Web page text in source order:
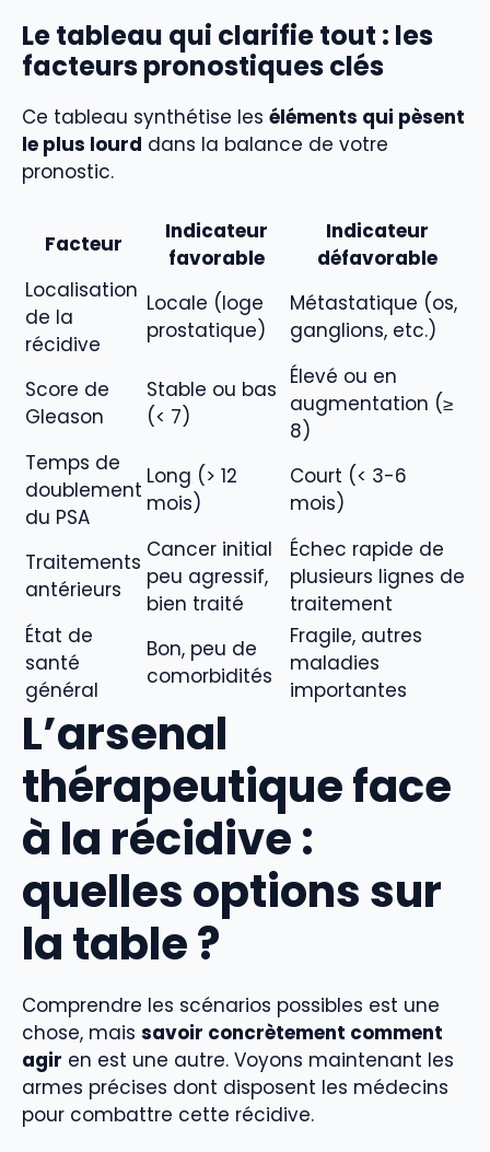
Le tableau qui clarifie tout : les
facteurs pronostiques clés
Ce tableau synthétise les éléments qui pèsent
le plus lourd dans la balance de votre
pronostic.
Facteur
Indicateur
favorable
Indicateur
défavorable
Localisation
de la
récidive
Locale (loge
prostatique)
Métastatique (os,
ganglions, etc.)
Score de
Gleason
Stable ou bas
(< 7)
Élevé ou en
augmentation (≥
8)
Temps de
doublement
du PSA
Long (> 12
mois)
Court (< 3-6
mois)
Traitements
antérieurs
Cancer initial
peu agressif,
bien traité
Échec rapide de
plusieurs lignes de
traitement
État de
santé
général
Bon, peu de
comorbidités
Fragile, autres
maladies
importantes
L’arsenal
thérapeutique face
à la récidive :
quelles options sur
la table ?
Comprendre les scénarios possibles est une
chose, mais savoir concrètement comment
agir en est une autre. Voyons maintenant les
armes précises dont disposent les médecins
pour combattre cette récidive.